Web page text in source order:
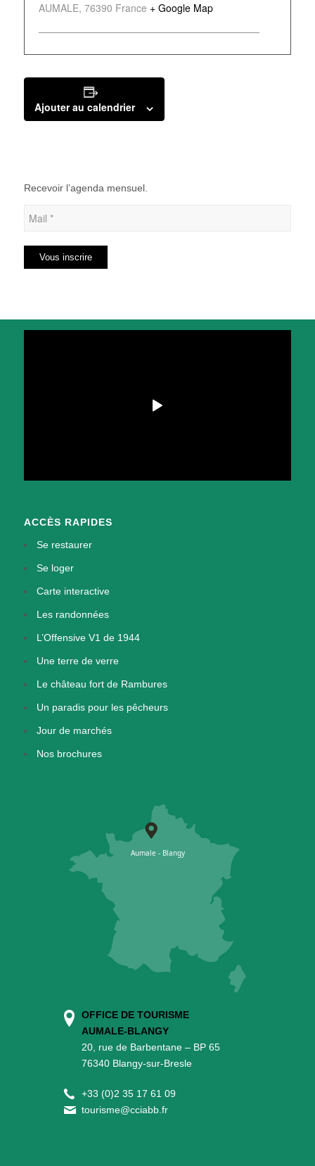
AUMALE, 76390 France + Google Map
Ajouter au calendrier
Recevoir l’agenda mensuel.
ACCÈS RAPIDES
Se restaurer
Se loger
Carte interactive
Les randonnées
L’Offensive V1 de 1944
Une terre de verre
Le château fort de Rambures
Un paradis pour les pêcheurs
Jour de marchés
Nos brochures
OFFICE DE TOURISME
AUMALE-BLANGY
20, rue de Barbentane – BP 65
76340 Blangy-sur-Bresle
+33 (0)2 35 17 61 09
tourisme@cciabb.fr